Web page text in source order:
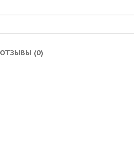
ОТЗЫВЫ (0)